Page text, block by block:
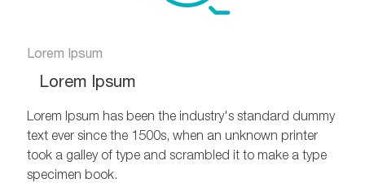
Lorem Ipsum
Lorem Ipsum
Lorem Ipsum has been the industry's standard dummy
text ever since the 1500s, when an unknown printer
took a galley of type and scrambled it to make a type
specimen book.